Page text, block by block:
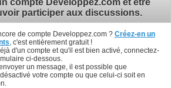
compte Developpez.com et être
participer aux discussions.
de compte Developpez.com ? Créez-en un
, c'est entièrement gratuit !
d'un compte et qu'il est bien activé, connectez-
ci-dessous.
un message, il est possible que
votre compte ou que celui-ci soit en